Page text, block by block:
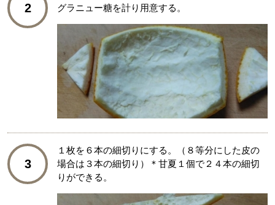
2
グラニュー糖を計り用意する。
3
１枚を６本の細切りにする。（８等分にした皮の
場合は３本の細切り）＊甘夏１個で２４本の細切
りができる。